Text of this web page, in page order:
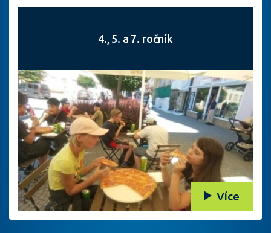
4., 5. a 7. ročník
Více